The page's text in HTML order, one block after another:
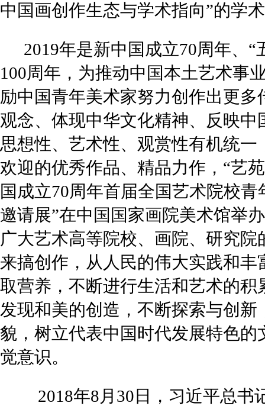
中国画创作生态与学术指向”的学
2019年是新中国成立70周年、“
100周年，为推动中国本土艺术事
励中国青年美术家努力创作出更多
观念、体现中华文化精神、反映中
思想性、艺术性、观赏性有机统一
欢迎的优秀作品、精品力作，“
国成立70周年首届全国艺术院校
邀请展”在中国国家画院美术馆举
广大艺术高等院校、画院、研究院
来搞创作，从人民的伟大实践和丰
取营养，不断进行生活和艺术的积
发现和美的创造，不断探索与创新
貌，树立代表中国时代发展特色的
觉意识。
2018年8月30日，习近平总书